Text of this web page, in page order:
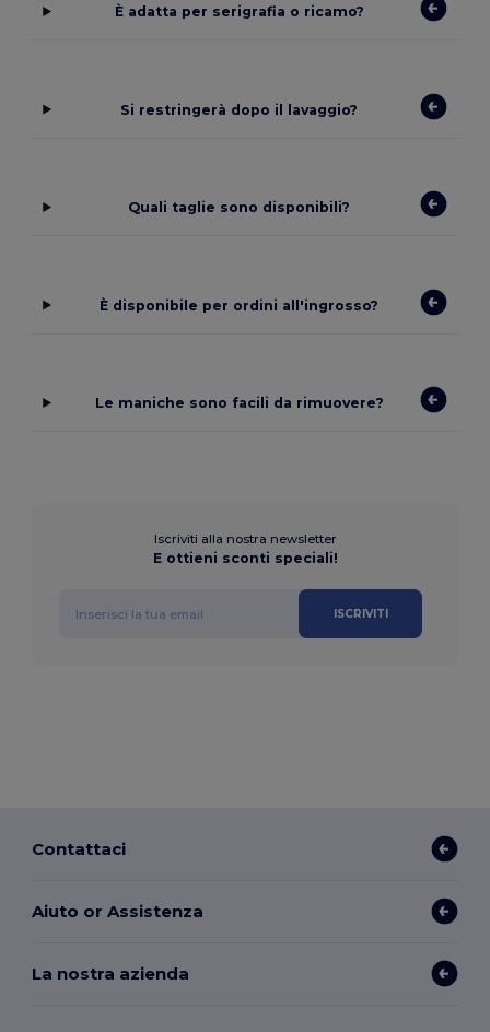
È adatta per serigrafia o ricamo?
Si restringerà dopo il lavaggio?
Quali taglie sono disponibili?
È disponibile per ordini all'ingrosso?
Le maniche sono facili da rimuovere?
Iscriviti alla nostra newsletter
E ottieni sconti speciali!
ISCRIVITI
Contattaci
Aiuto or Assistenza
La nostra azienda